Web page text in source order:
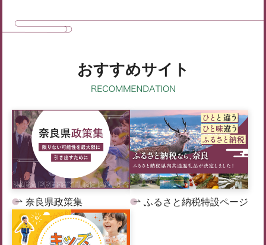
おすすめサイト
奈良県政策集 ふるさと納税特設ページ